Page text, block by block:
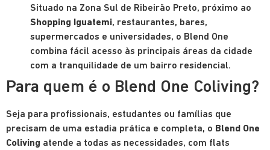
Situado na Zona Sul de Ribeirão Preto, próximo ao
Shopping Iguatemi, restaurantes, bares,
supermercados e universidades, o Blend One
combina fácil acesso às principais áreas da cidade
com a tranquilidade de um bairro residencial.
Para quem é o Blend One Coliving?
Seja para profissionais, estudantes ou famílias que
precisam de uma estadia prática e completa, o Blend One
Coliving atende a todas as necessidades, com flats